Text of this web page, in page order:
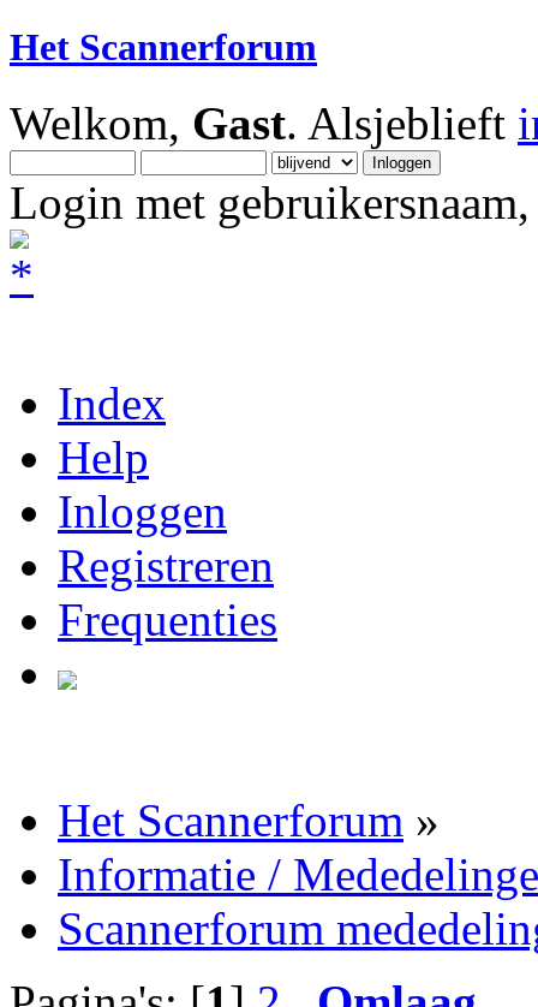
Het Scannerforum
Welkom, Gast. Alsjeblieft
Login met
Index
Help
Inloggen
Registreren
Frequenties
Het Scannerforum »
Informatie /
Scannerforum